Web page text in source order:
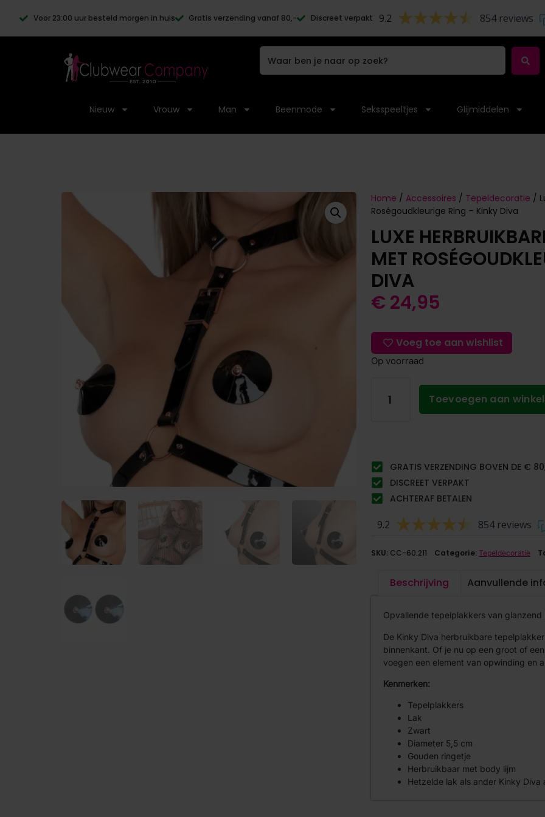
Voor 23:00 uur besteld morgen in huis Gratis verzending vanaf 80,- Discreet verpakt 9.2 854 reviews
Nieuw Vrouw Man Beenmode Seksspeeltjes Glijmiddelen
Home / Accessoires / Tepeldecoratie /
Roségoudkleurige Ring – Kinky Diva
LUXE
MET
DIVA
€ 24,95
Voeg toe aan wishlist
Op voorraad
Toevoegen aan
GRATIS VERZENDING BOVEN DE €
DISCREET VERPAKT
ACHTERAF BETALEN
9.2 854 reviews
SKU: CC-60.211 Categorie: Tepeldecoratie
Beschrijving Aanvullende
Opvallende tepelplakkers van
De Kinky Diva herbruikbare
binnenkant. Of je nu op een groot of
voegen een element van opwinding en
Kenmerken:
Tepelplakkers
Lak
Zwart
Diameter 5,5 cm
Gouden ringetje
Herbruikbaar met body lijm
Hetzelde lak als ander Kinky Diva